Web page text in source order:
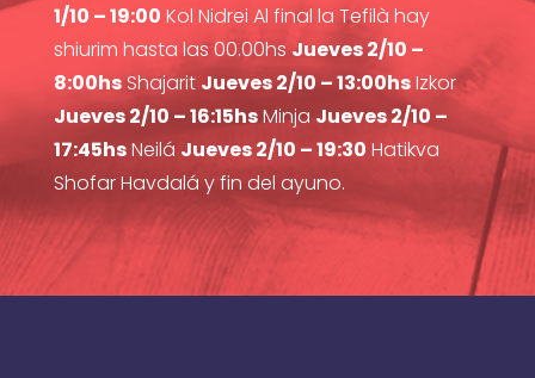
1/10 – 19:00 Kol Nidrei Al final la Tefilà hay
shiurim hasta las 00.00hsJueves 2/10 –
8:00hsShajarit Jueves 2/10 – 13:00hsIzkor
Jueves 2/10 – 16:15hsMinja Jueves 2/10 –
17:45hsNeilá Jueves 2/10 – 19:30 Hatikva
Shofar Havdalá y fin del ayuno.